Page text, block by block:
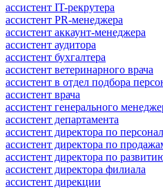
ассистент IT-рекрутера
ассистент PR-менеджера
ассистент аккаунт-менеджера
ассистент аудитора
ассистент бухгалтера
ассистент ветеринарного врача
ассистент в отдел подбора
ассистент врача
ассистент генерального
ассистент департамента
ассистент директора по
ассистент директора по
ассистент директора по
ассистент директора филиала
ассистент дирекции